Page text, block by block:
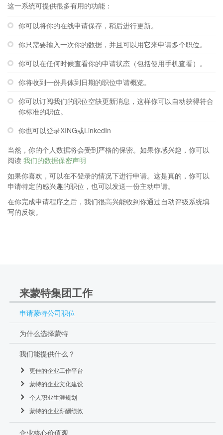
这一系统可提供很多有用的功能：
你可以将你的在线申请保存，稍后进行更新。
你只需要输入一次你的数据，并且可以用它来申请多个职位。
你可以在任何时候查看你的申请状态（包括使用手机查看）。
你将收到一份具体到日期的职位申请概览。
你可以订阅我们的职位空缺更新消息，这样你可以自动获得符合
你标准的职位。
你也可以登录XING或LinkedIn
当然，你的个人数据将会受到严格的保密。如果你感兴趣，你可以
阅读 我们的数据保密声明
如果你喜欢，可以在不登录的情况下进行申请。这是真的，你可以
申请特定的感兴趣的职位，也可以发送一份主动申请。
在你完成申请程序之后，我们很高兴能收到你通过自动评级系统填
写的反馈。
来蒙特集团工作
申请蒙特公司职位
为什么选择蒙特
我们能提供什么？
更佳的企业工作平台
蒙特的企业文化建设
个人职业生涯规划
蒙特的企业薪酬绩效
企业核心价值观